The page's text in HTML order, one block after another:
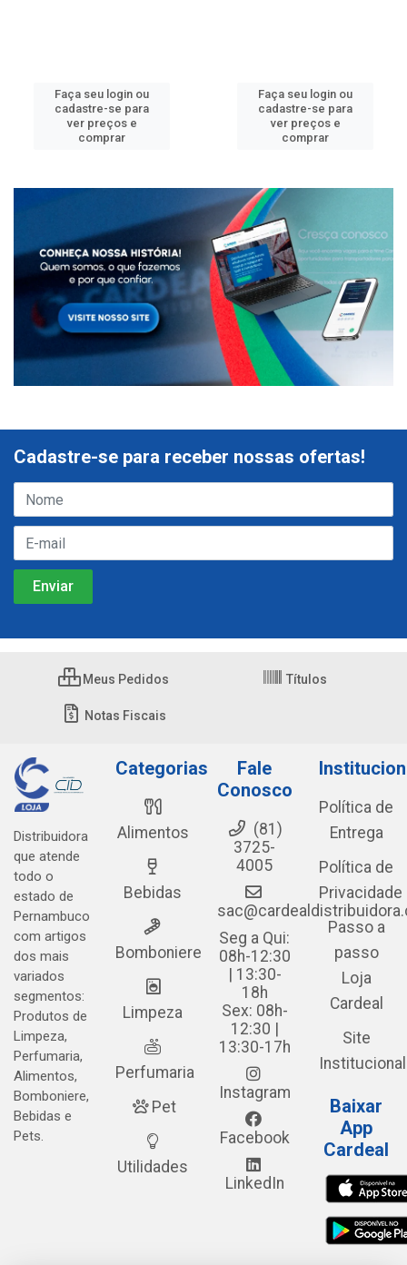
Faça seu login ou
cadastre-se para
ver preços e
comprar
Faça seu login ou
cadastre-se para
ver preços e
comprar
Cadastre-se para receber nossas ofertas!
Meus Pedidos Títulos
Notas Fiscais
Distribuidora
que atende
todo o
estado de
Pernambuco
com artigos
dos mais
variados
segmentos:
Produtos de
Limpeza,
Perfumaria,
Alimentos,
Bomboniere,
Bebidas e
Pets.
Categorias
Alimentos
Bebidas
Bomboniere
Limpeza
Perfumaria
Pet
Utilidades
Fale
Conosco
(81)
3725-
4005
Seg a Qui:
08h-12:30
| 13:30-
18h
Sex: 08h-
12:30 |
13:30-17h
Instagram
Facebook
LinkedIn
Política de
Entrega
Política de
Privacidade
Passo a
passo
Loja
Cardeal
Site
Institucional
Baixar
App
Cardeal